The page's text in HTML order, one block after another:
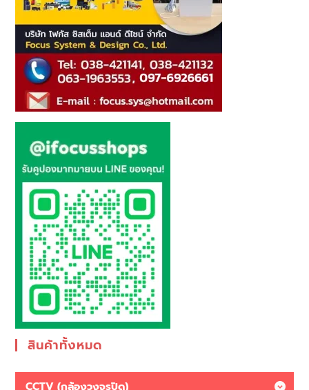
สินค้าทั้งหมด
CCTV (กล้องวงจรปิด)